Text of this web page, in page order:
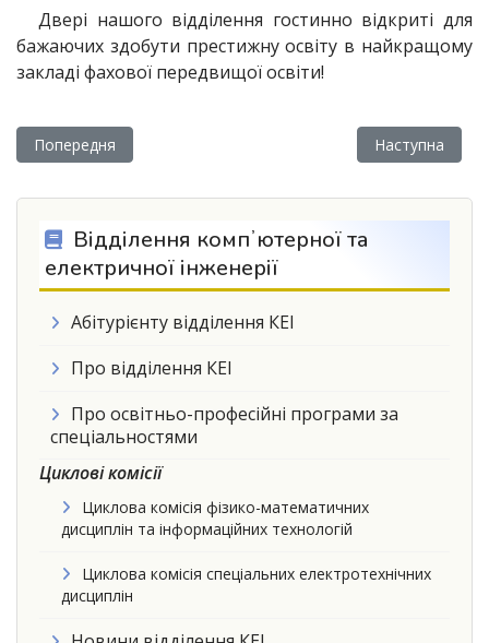
Двері нашого відділення гостинно відкриті для
бажаючих здобути престижну освіту в найкращому
закладі фахової передвищої освіти!
Попередня стаття: Відділення Управління, соціальних наук
Попередня Наступна
Наступна
Відділення компʼютерної та
електричної інженерії
Абітурієнту відділення КEI
Про відділення КEI
Про освітньо-професійні програми за
спеціальностями
Циклові комісії
Циклова комісія фізико-математичних
дисциплін та інформаційних технологій
Циклова комісія спеціальних електротехнічних
дисциплін